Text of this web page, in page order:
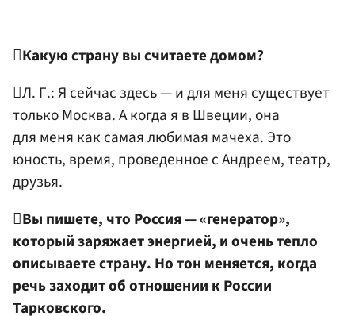
Какую страну вы считаете домом?
Л. Г.: Я сейчас здесь — и для меня существует
только Москва. А когда я в Швеции, она
для меня как самая любимая мачеха. Это
юность, время, проведенное с Андреем, театр,
друзья.
Вы пишете, что Россия — «генератор»,
который заряжает энергией, и очень тепло
описываете страну. Но тон меняется, когда
речь заходит об отношении к России
Тарковского.